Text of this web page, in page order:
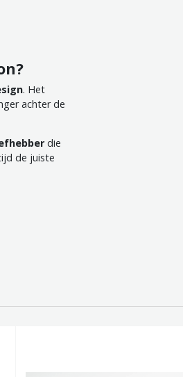
. Het
achter de
die
de juiste